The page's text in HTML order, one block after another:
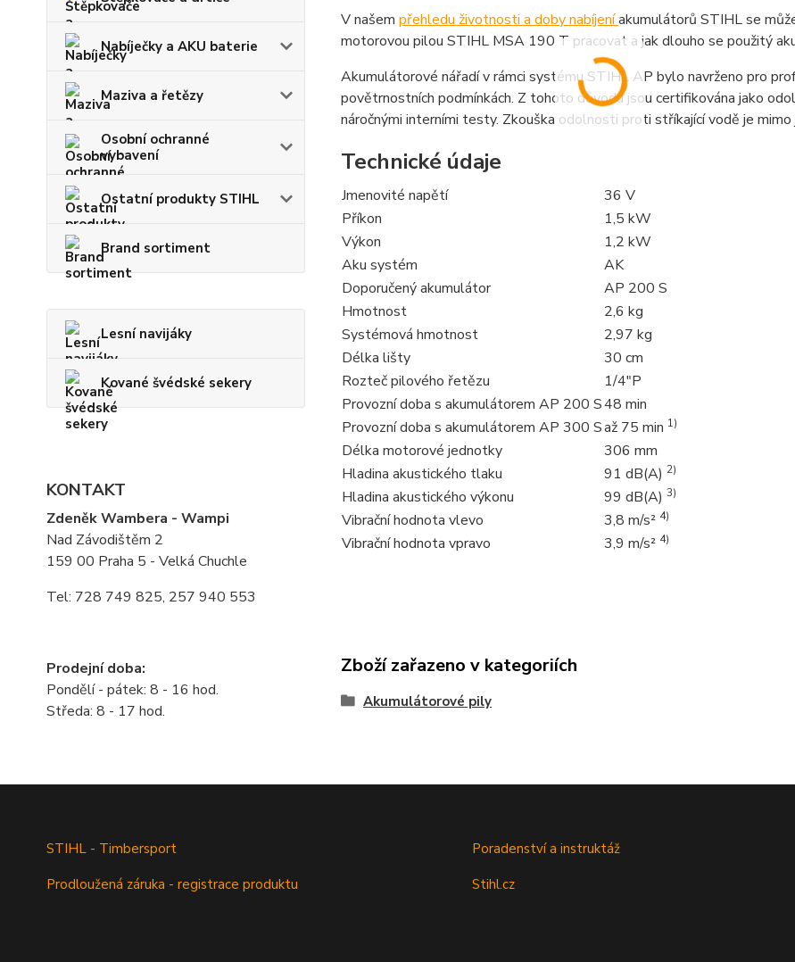
Nabíječky a AKU baterie
Maziva a řetězy
Osobní ochranné
vybavení
Ostatní produkty STIHL
Brand sortiment
Lesní navijáky
Kované švédské sekery
KONTAKT
Zdeněk Wambera - Wampi
Nad Závodištěm 2
159 00 Praha 5 - Velká Chuchle
Tel: 728 749 825, 257 940 553
Prodejní doba:
Pondělí - pátek: 8 - 16 hod.
Středa: 8 - 17 hod.
V našem přehledu životnosti a doby nabíjeníakumulátorů STIHL se
motorovou pilou STIHL MSA 190 T pracovat a jak dlouho se použitý
Akumulátorové nářadí v rámci systému STIHL AP bylo navrženo pro
povětrnostních podmínkách. Z tohoto důvodu jsou certifikována jako
náročnými interními testy. Zkouška odolnosti proti stříkající vodě je mimo
Technické údaje
Jmenovité napětí
36 V
Příkon
1,5 kW
Výkon
1,2 kW
Aku systém
AK
Doporučený akumulátor
AP 200 S
Hmotnost
2,6 kg
Systémová hmotnost
2,97 kg
Délka lišty
30 cm
Rozteč pilového řetězu
1/4"P
Provozní doba s akumulátorem AP 200 S48 min
Provozní doba s akumulátorem AP 300 Saž 75 min 1)
Délka motorové jednotky
306 mm
Hladina akustického tlaku
91 dB(A) 2)
Hladina akustického výkonu 99 dB(A) 3)
Vibrační hodnota vlevo 3,8 m/s² 4)
Vibrační hodnota vpravo 3,9 m/s² 4)
Zboží zařazeno v kategoriích
Akumulátorové pily
STIHL - Timbersport
Prodloužená záruka - registrace produktu
Poradenství a instruktáž
Stihl.cz